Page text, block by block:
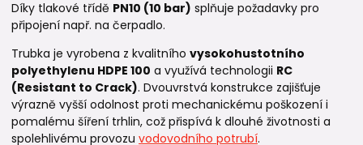
Díky tlakové třídě PN10 (10 bar) splňuje požadavky pro
připojení např. na čerpadlo.
Trubka je vyrobena z kvalitního vysokohustotního
polyethylenu HDPE 100 a využívá technologii RC
(Resistant to Crack). Dvouvrstvá konstrukce zajišťuje
výrazně vyšší odolnost proti mechanickému poškození i
pomalému šíření trhlin, což přispívá k dlouhé životnosti a
spolehlivému provozu vodovodního potrubí.